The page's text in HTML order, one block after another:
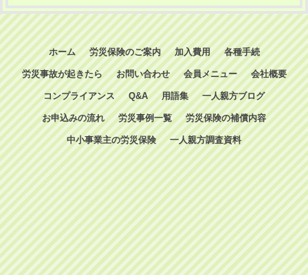
ホーム 労災保険のご案内 加入費用 各種手続
労災事故が起きたら お問い合わせ 会員メニュー 会社概要
コンプライアンス Q&A 用語集 一人親方ブログ
お申込みの流れ 労災事例一覧 労災保険の補償内容
中小事業主の労災保険 一人親方調査資料